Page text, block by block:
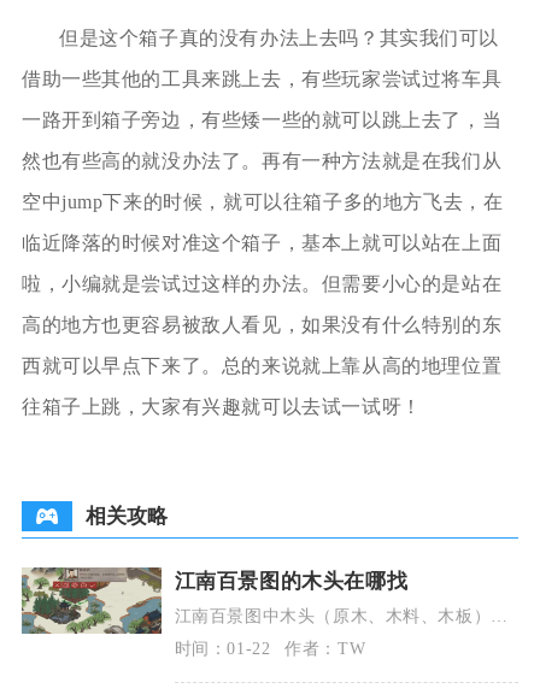
但是这个箱子真的没有办法上去吗？其实我们可以
借助一些其他的工具来跳上去，有些玩家尝试过将车具
一路开到箱子旁边，有些矮一些的就可以跳上去了，当
然也有些高的就没办法了。再有一种方法就是在我们从
空中jump下来的时候，就可以往箱子多的地方飞去，在
临近降落的时候对准这个箱子，基本上就可以站在上面
啦，小编就是尝试过这样的办法。但需要小心的是站在
高的地方也更容易被敌人看见，如果没有什么特别的东
西就可以早点下来了。总的来说就上靠从高的地理位置
往箱子上跳，大家有兴趣就可以去试一试呀！
相关攻略
江南百景图的木头在哪找
江南百景图中木头（原木、木料、木板）主
要靠林场生产原木、探险砍树得木料、锯木
厂加工木板三大
时间：01-22 作者：TW